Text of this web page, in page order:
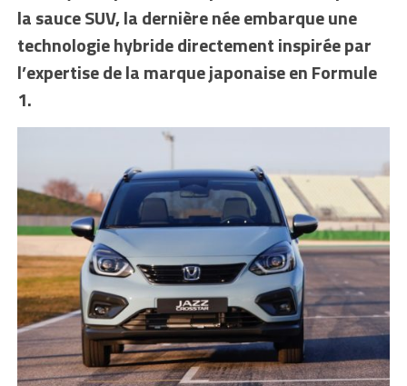
la sauce SUV, la dernière née embarque une
technologie hybride directement inspirée par
l’expertise de la marque japonaise en Formule
1.